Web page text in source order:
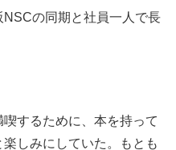
の同期と社員一人で長
するために、本を持って
しみにしていた。もとも